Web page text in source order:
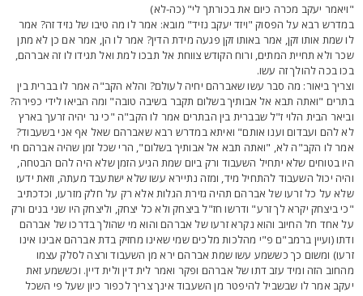
יעקב מכרה כיום את בכורתך לי" (כה-לא)
רבא על הפסוק "ויזד יעקב נזיד" מובא: אמר לו מה טיבו של נזיד זה? אמר
שמת אותו זקן, אמר באותו זקן פגעה מידת הדין? אמר לו הן, אמר אם כן לא מתן
ולא תחיית המתים, ורוח הקודש צווחת אל תבכו למת ואל תגידו לו זה אברהם,
בכה להולך זה עשו.
ביאור: מה סבר עשו שאברהם יחיה לעולם? והלא הקב"ה אמר לו בברית בין
"ואתה תבא אל אבותיך בשלום תקבר בשיבה טובה" ומה הביאו לידי כפירה?
הבית הלוי ז"ל שבברית בין הבתרים אמר לו הקב"ה "כי גר יהיה זרעך בארץ
להם ועבדום וענו אותם" ואיתא במדרש רבא שאברהם שאל אף אני בשעבוד?
לו הקב"ה לא, "ואתה תבא אל אבותיך בשלום", הרי שכל זמן שהיה אברהם חי
בטוחים שלא יתחיל השעבוד ורק ביום שמת הגיע הזמן שלא היה להם הבטחה,
יכול השעבוד להתחיל מיד, ומזה נתיירא עשו שלא ישתעבד מעתה, וזאת ידעו
על כל זרעו של אברהם תהיה גזירת הגלות אלא רק על חלק מזרעו, וכדכתיב
ביצחק יקרא לך זרע" ודרשו חז"ל ביצחק ולא כל יצחק, וליצחק היו שני בנים ורק
אחד חל החיוב והוא נקרא זרעו של אברהם והוא מי שהולך בדרכו של אברהם
(ועיין ברמב"ם פ"י מהלכות מלכים שמי שאינו מחזיק בדת אברהם אבינו אינו
ומשום כך כששמע עשו שמת אברהם ירא מן השעבוד ורצה לסלק עצמו
הזה ומיד עזב דתו של אברהם ופקר ואמר לית דין ולית דיין. וכששמע זאת
אמר לו שבשביל להיפטר מן השעבוד אינך צריך לכפור כיון שעל פי השכל